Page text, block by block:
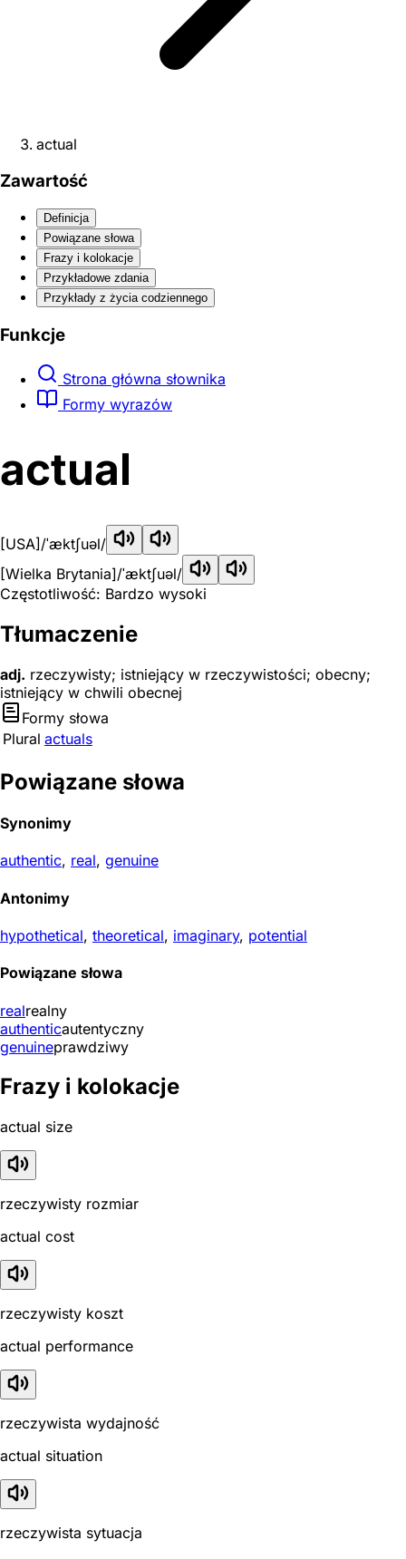
actual
Zawartość
Definicja
Powiązane słowa
Frazy i kolokacje
Przykładowe zdania
Przykłady z życia codziennego
Funkcje
Strona główna słownika
Formy wyrazów
actual
[USA] /ˈæktʃuəl/
[Wielka Brytania]/ˈæktʃuəl/
Częstotliwość: Bardzo wysoki
Tłumaczenie
adj. rzeczywisty; istniejący w rzeczywistości; obecny;
istniejący w chwili obecnej
Formy słowa
Plural actuals
Powiązane słowa
Synonimy
authentic, real, genuine
Antonimy
hypothetical, theoretical, imaginary, potential
Powiązane słowa
realrealny
authenticautentyczny
genuineprawdziwy
Frazy i kolokacje
actual size
rzeczywisty rozmiar
actual cost
rzeczywisty koszt
actual performance
rzeczywista wydajność
actual situation
rzeczywista sytuacja